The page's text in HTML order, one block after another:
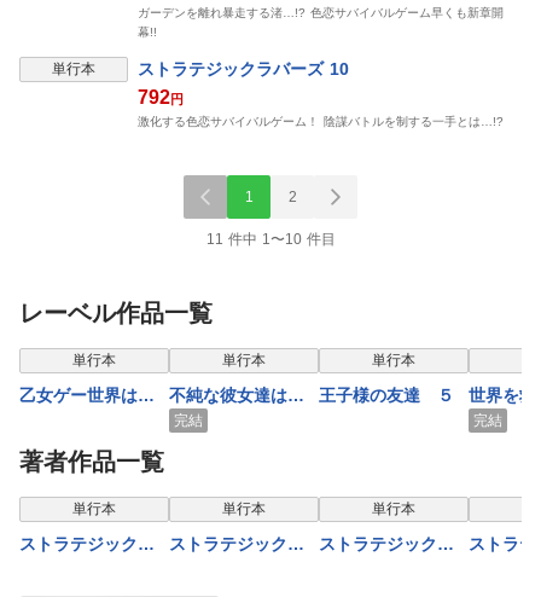
ガーデンを離れ暴走する渚…!? 色恋サバイバルゲーム早くも新章開
幕!!
単行本 ストラテジックラバーズ 10
792円
激化する色恋サバイバルゲーム！ 陰謀バトルを制する一手とは…!?
1 2
11 件中 1〜10 件目
レーベル作品一覧
単行本
乙女ゲー世界はモ
す【共和国
編】 ０２
単行本
不純な彼女達は懺
悔しない 5
完結
単行本
王子様の友達 ５
世界を救
亜人と
完結
著者作品一覧
単行本
ストラテジックラ
単行本
ストラテジックラ
単行本
ストラテジックラ
ストラ